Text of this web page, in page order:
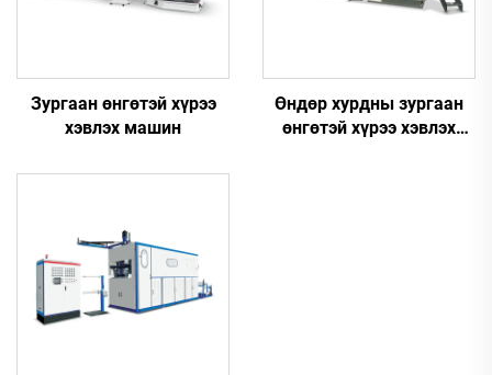
Зургаан өнгөтэй хүрээ
хэвлэх машин
Өндөр хурдны зургаан
өнгөтэй хүрээ хэвлэх